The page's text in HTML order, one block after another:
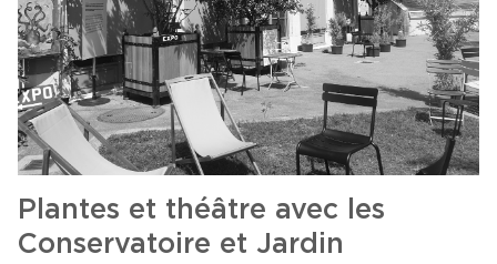
Plantes et théâtre avec les
Conservatoire et Jardin